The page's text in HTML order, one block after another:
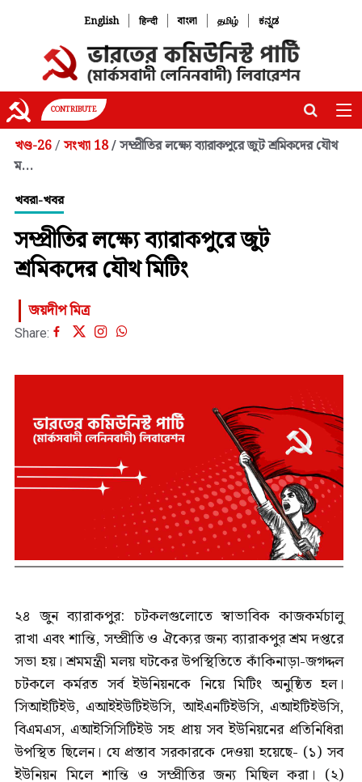
English | हिन्दी | বাংলা | தமிழ் | ಕನ್ನಡ
CONTRIBUTE
খণ্ড-26 / সংখ্যা 18/ সম্প্রীতির লক্ষ্যে ব্যারাকপুরে জুট শ্রমিকদের যৌথ
ম...
খবরা-খবর
সম্প্রীতির লক্ষ্যে ব্যারাকপুরে জুট
শ্রমিকদের যৌথ মিটিং
জয়দীপ মিত্র
Share:
২৪ জুন ব্যারাকপুর: চটকলগুলোতে স্বাভাবিক কাজকর্মচালু
রাখা এবং শান্তি, সম্প্রীতি ও ঐক্যের জন্য ব্যারাকপুর শ্রম দপ্তরে
সভা হয়। শ্রমমন্ত্রী মলয় ঘটকের উপস্থিতিতে কাঁকিনাড়া-জগদ্দল
চটকলে কর্মরত সর্ব ইউনিয়নকে নিয়ে মিটিং অনুষ্ঠিত হল।
সিআইটিইউ, এআইইউটিইউসি, আইএনটিইউসি, এআইটিইউসি,
বিএমএস, এআইসিসিটিইউ সহ প্রায় সব ইউনিয়নের প্রতিনিধিরা
উপস্থিত ছিলেন। যে প্রস্তাব সরকারকে দেওয়া হয়েছে- (১) সব
ইউনিয়ন মিলে শান্তি ও সম্প্রীতির জন্য মিছিল করা। (২)